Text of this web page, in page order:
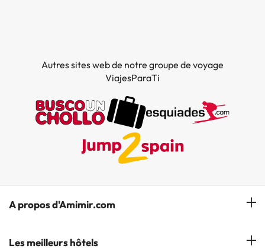
Autres sites web de notre groupe de voyage
ViajesParaTi
A propos d'Amimir.com
Notre équipe
Les meilleurs hôtels